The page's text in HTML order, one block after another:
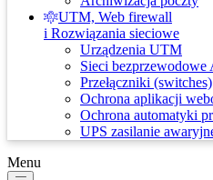
UTM, Web firewall
i Rozwiązania sieciowe
Urządzenia UTM
Sieci bezprzewodowe
Przełączniki (switches)
Ochrona aplikacji
Ochrona automatyki
UPS zasilanie
Menu